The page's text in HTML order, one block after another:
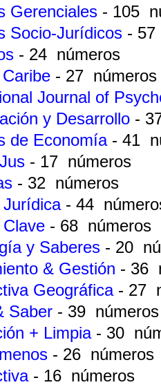
Gerenciales - 105
Socio-Jurídicos - 57
- 24 números
- 27 números
Journal of
y Desarrollo -
de Economía - 41
- 17 números
- 32 números
Jurídica - 44
- 68 números
y Saberes - 20
& Gestión - 36
Geográfica - 27
Saber - 39 números
+ Limpia - 30
- 26 números
- 16 números